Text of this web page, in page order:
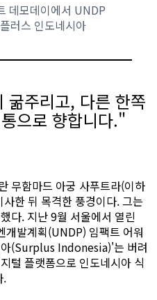
데모데이에서 UNDP
러스 인도네시아
굶주리고, 다른 한쪽
으로 향합니다."
무함마드 아궁 사푸트라(이하
한 뒤 목격한 풍경이다. 그는
다. 지난 9월 서울에서 열린
발계획(UNDP) 임팩트 어워
(Surplus Indonesia)'는 버려
털 플랫폼으로 인도네시아 식
.